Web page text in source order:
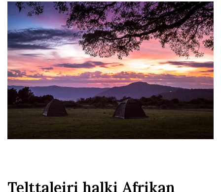
Telttaleiri halki Afrikan